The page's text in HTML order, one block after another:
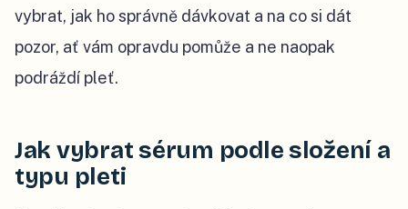
vybrat, jak ho správně dávkovat a na co si dát
pozor, ať vám opravdu pomůže a ne naopak
podráždí pleť.
Jak vybrat sérum podle složení a
typu pleti